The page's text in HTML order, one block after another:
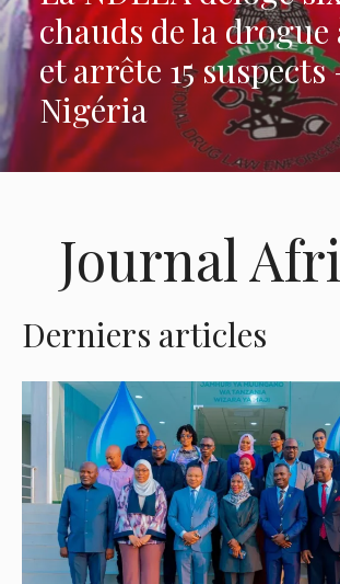
chauds de la drogue
et arrête 15 suspects
Nigéria
Journal
Derniers articles